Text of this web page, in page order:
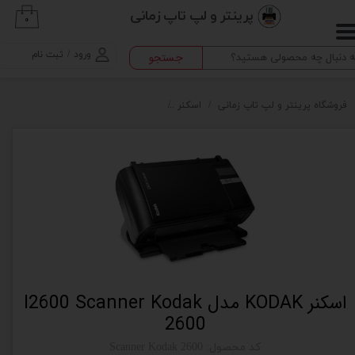
پرینتر و لپ تاپ زمانی
ورود ثبت نام
حساب کاربری من
تغییر گذر واژه
سفارشات
۰
جستجو
فروشگاه پرینتر و لپ تاپ زمانی اسکنر
اسکنر KODAK مدل I2600 Scanner Kodak
2600